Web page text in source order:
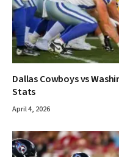
Dallas Cowboys vs
Stats
April 4, 2026